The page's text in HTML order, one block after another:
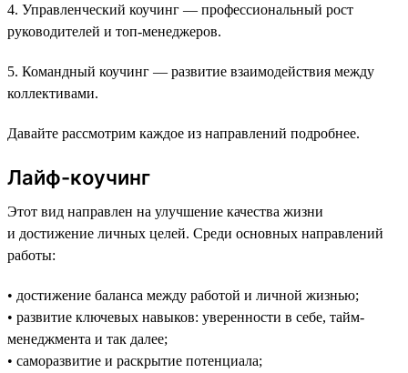
4. Управленческий коучинг — профессиональный рост
руководителей и топ-менеджеров.
5. Командный коучинг — развитие взаимодействия между
коллективами.
Давайте рассмотрим каждое из направлений подробнее.
Лайф-коучинг
Этот вид направлен на улучшение качества жизни
и достижение личных целей. Среди основных направлений
работы:
• достижение баланса между работой и личной жизнью;
• развитие ключевых навыков: уверенности в себе, тайм-
менеджмента и так далее;
• саморазвитие и раскрытие потенциала;